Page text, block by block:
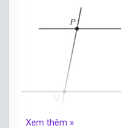
Xem thêm »